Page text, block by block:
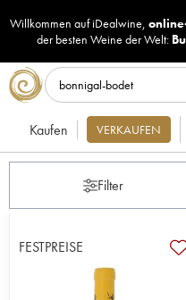
Willkommen auf iDealwine,
der besten Weine der Welt:
Kaufen VERKAUFEN
Filter
FESTPREISE